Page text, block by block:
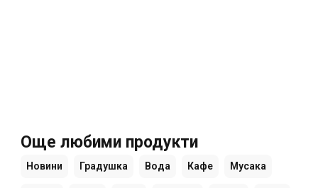
Още любими продукти
Новини Градушка Вода Кафе Мусака